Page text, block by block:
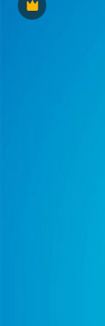
Premium